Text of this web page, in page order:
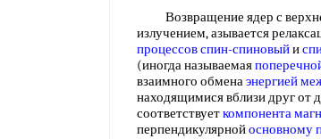
Возвращение ядер с
излучением, азывается
процессов спин-спиновыйи
(иногда называемая
взаимного обменаэнергией
находящимися вблизи друг
соответствуеткомпонента
перпендикулярнойосновному